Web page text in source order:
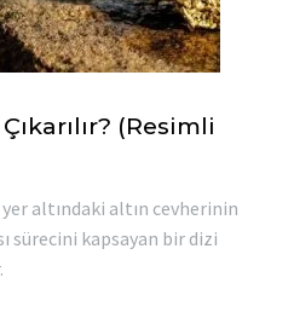
(Resimli
yer altındaki altın cevherinin
sürecini kapsayan bir dizi